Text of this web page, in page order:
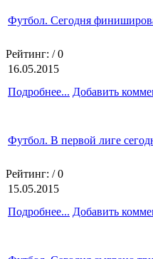
Футбол. Сегодня
Рейтинг: / 0
16.05.2015
Подробнее... Добавить
Футбол. В первой лиге
Рейтинг: / 0
15.05.2015
Подробнее... Добавить